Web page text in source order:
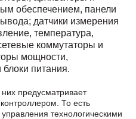
обеспечением, панели
датчики измерения
температура,
коммутаторы и
мощности,
питания.
предусматривает
То есть
технологическими